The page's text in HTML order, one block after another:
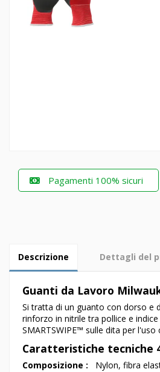
Pagamenti 100% sicuri
Descrizione Dettagli del
Guanti da Lavoro
Si tratta di un guanto con dorso e
rinforzo in nitrile tra pollice e
SMARTSWIPE™ sulle dita per
Caratteristiche tecniche
Composizione :
Nylon, fibra